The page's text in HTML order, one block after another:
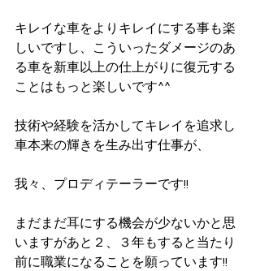
キレイな車をよりキレイにする事も楽
しいですし、こういったダメージのあ
る車を新車以上の仕上がりに復元する
ことはもっと楽しいです^^
技術や経験を活かしてキレイを追求し
車本来の輝きを生み出す仕事が、
我々、プロディテーラーです!!
まだまだ耳にする機会が少ないかと思
いますがあと２、３年もすると当たり
前に職業になることを願っています!!